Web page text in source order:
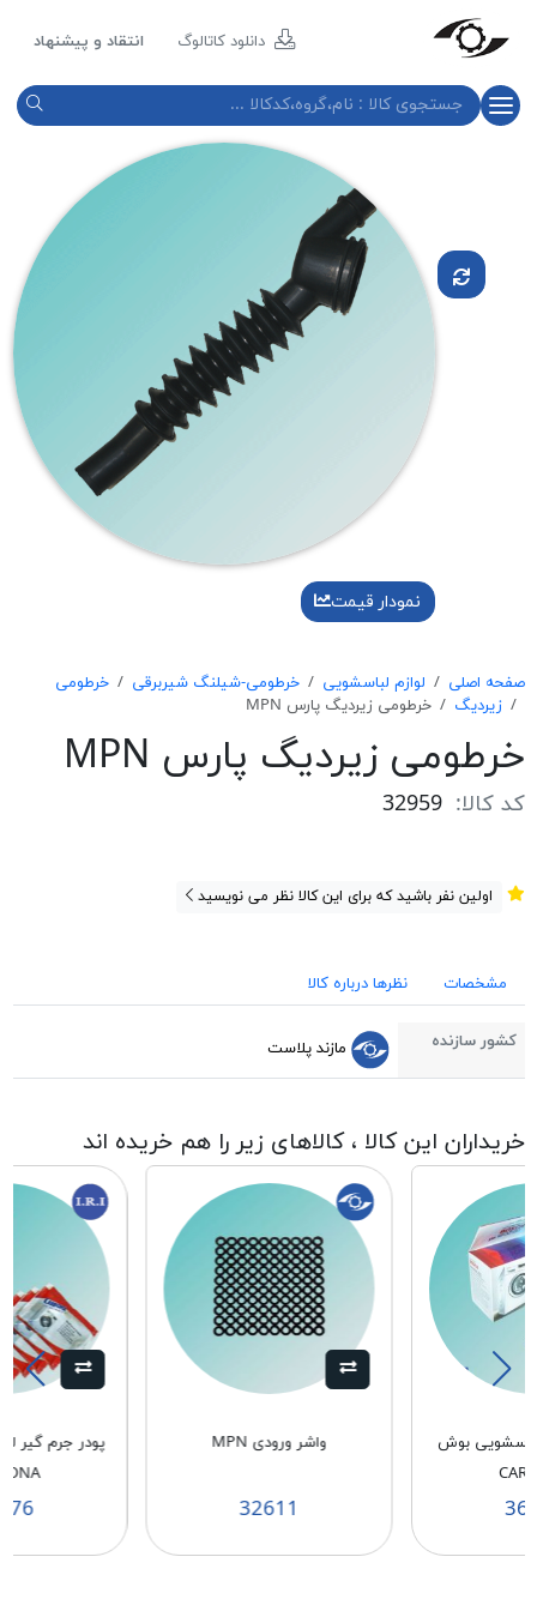
دانلود کاتالوگ انتقاد و پیشنهاد
نمودار قیمت
صفحه اصلی لوازم لباسشویی خرطومی-شیلنگ شیربرقی
خرطومی
زیردیگ
خرطومی زیردیگ پارس MPN
خرطومی زیردیگ پارس MPN
کد کالا: 32959
اولین نفر باشید که برای این کالا نظر می نویسید
مشخصات نظرها درباره کالا
کشور سازنده مازند پلاست
خریداران این کالا ، کالاهای زیر را هم خریده اند
بوش
واشر ورودی MPN
32611
پودر جرم گیر